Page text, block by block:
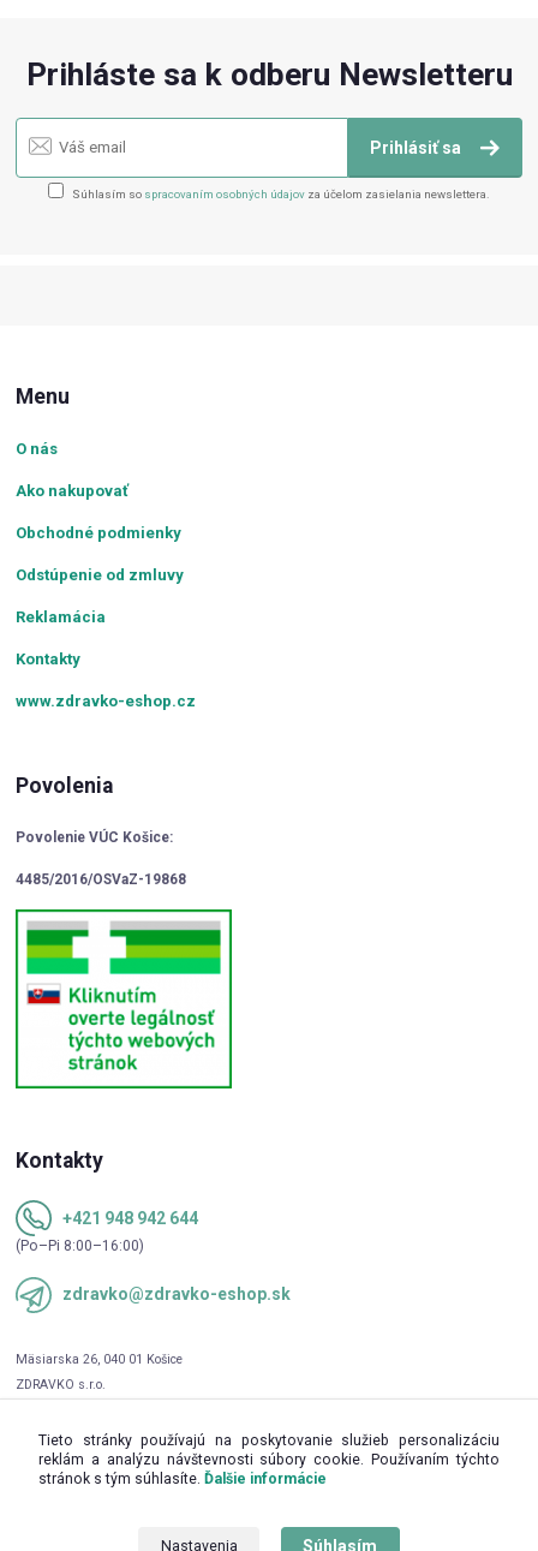
Prihláste sa k odberu Newsletteru
Prihlásiť sa
Súhlasím so spracovaním osobných údajov za účelom zasielania newslettera.
Menu
O nás
Ako nakupovať
Obchodné podmienky
Odstúpenie od zmluvy
Reklamácia
Kontakty
www.zdravko-eshop.cz
Povolenia
Povolenie VÚC Košice:
4485/2016/OSVaZ-19868
Kontakty
+421 948 942 644
(Po–Pi 8:00–16:00)
zdravko@zdravko-eshop.sk
Tieto stránky používajú na poskytovanie služieb personalizáciu
reklám a analýzu návštevnosti súbory cookie. Používaním týchto
stránok s tým súhlasíte. Ďalšie informácie
Nastavenia Súhlasím